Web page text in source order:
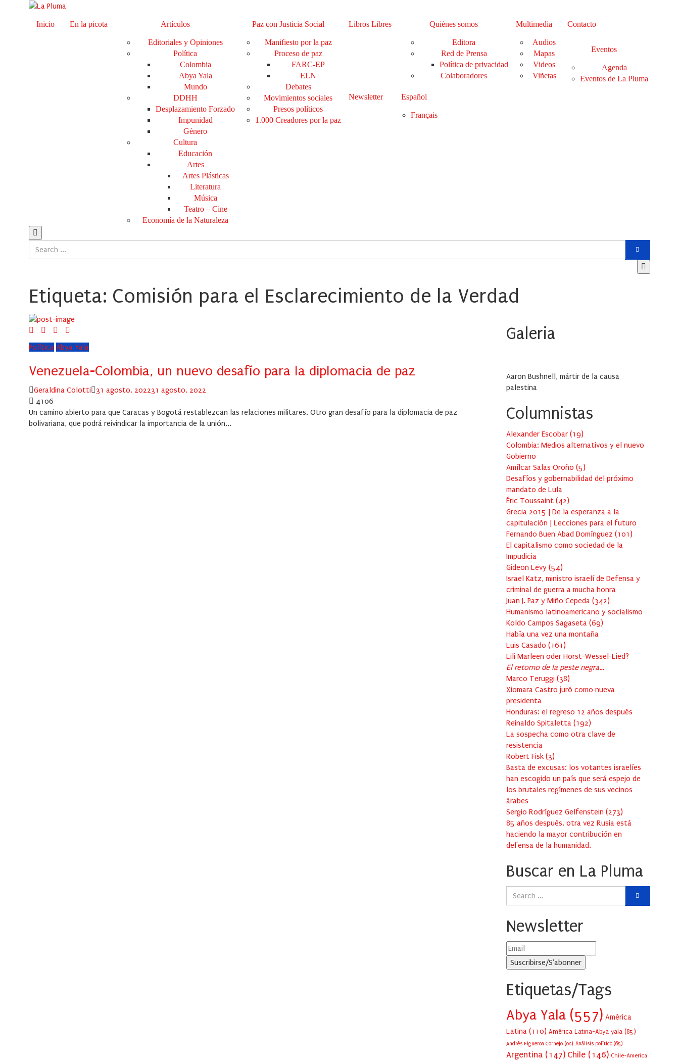
Inicio En la picota Artículos
Editoriales y Opiniones
Política
Colombia
Abya Yala
Mundo
DDHH
Desplazamiento Forzado
Impunidad
Género
Cultura
Educación
Artes
Artes Plásticas
Literatura
Música
Teatro – Cine
Economía de la Naturaleza
Paz con Justicia Social
Manifiesto por la paz
Proceso de paz
FARC-EP
ELN
Debates
Movimientos sociales
Presos políticos
1.000 Creadores por la paz
Libros Libres Quiénes somos
Editora
Red de Prensa
Política de privacidad
Colaboradores
Multimedia
Audios
Mapas
Videos
Viñetas
Contacto
Eventos
Agenda
Eventos de La Pluma
Newsletter Español
Français
Etiqueta: Comisión para el Esclarecimiento de la Verdad
Política Abya Yala
Venezuela-Colombia, un nuevo desafío para la diplomacia de paz
Author
Geraldina Colotti
Posted
31 agosto, 202231 agosto, 2022
4106
Un camino abierto para que Caracas y Bogotá restablezcan las relaciones militares. Otro gran desafío para la diplomacia de paz
bolivariana, que podrá reivindicar la importancia de la unión...
Galeria
Aaron Bushnell, mártir de la causa
palestina
Columnistas
Alexander Escobar (19)
Colombia: Medios alternativos y el nuevo
Gobierno
Amílcar Salas Oroño (5)
Desafíos y gobernabilidad del próximo
mandato de Lula
Éric Toussaint (42)
Grecia 2015 | De la esperanza a la
capitulación | Lecciones para el futuro
Fernando Buen Abad Domínguez (101 )
El capitalismo como sociedad de la
Impudicia
Gideon Levy (54)
Israel Katz, ministro israelí de Defensa y
criminal de guerra a mucha honra
Juan J. Paz y Miño Cepeda (342)
Humanismo latinoamericano y socialismo
Koldo Campos Sagaseta (69)
Había una vez una montaña
Luis Casado (161 )
Lili Marleen oder Horst-Wessel-Lied?
El retorno de la peste negra…
Marco Teruggi (38)
Xiomara Castro juró como nueva
presidenta
Honduras: el regreso 12 años después
Reinaldo Spitaletta (192)
La sospecha como otra clave de
resistencia
Robert Fisk (3)
Basta de excusas: los votantes israelíes
han escogido un país que será espejo de
los brutales regímenes de sus vecinos
árabes
Sergio Rodríguez Gelfenstein (273)
85 años después, otra vez Rusia está
haciendo la mayor contribución en
defensa de la humanidad.
Buscar en La Pluma
Newsletter
Etiquetas/Tags
Abya Yala (557) América
Latina (110) América Latina-Abya yala (85)
Andrés Figueroa Cornejo (68) Análisis político (65)
Argentina (147) Chile (146) Chile-America